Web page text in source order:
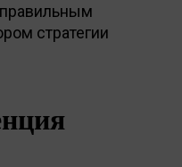
стратегии